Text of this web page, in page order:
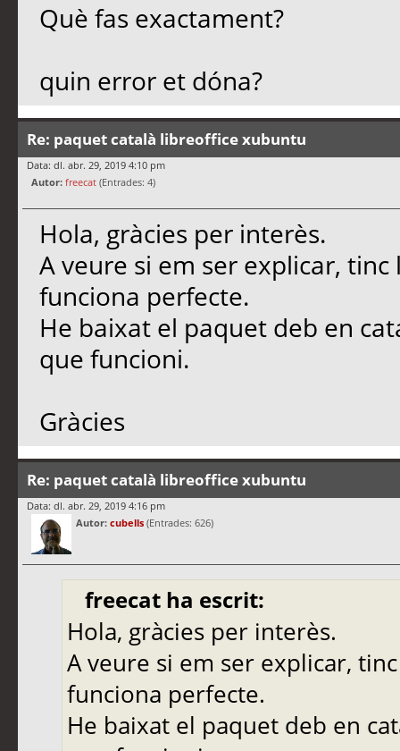
Què fas exactament?
quin error et dóna?
Re: paquet català libreoffice xubuntu
Data: dl. abr. 29, 2019 4:10 pm
Autor: freecat (Entrades: 4)
Hola, gràcies per interès.
A veure si em ser explicar,
funciona perfecte.
He baixat el paquet deb en
que funcioni.
Gràcies
Re: paquet català libreoffice xubuntu
Data: dl. abr. 29, 2019 4:16 pm
Autor: cubells (Entrades: 626)
freecat ha escrit:
Hola, gràcies per interès.
A veure si em ser explicar,
funciona perfecte.
He baixat el paquet deb en